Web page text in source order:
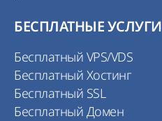
БЕСПЛАТНЫЕ УСЛУГИ
Бесплатный VPS/VDS
Бесплатный Хостинг
Бесплатный SSL
Бесплатный Домен